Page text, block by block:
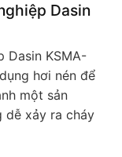
Dasin
Dasin KSMA-
hơi nén để
một sản
dễ xảy ra cháy